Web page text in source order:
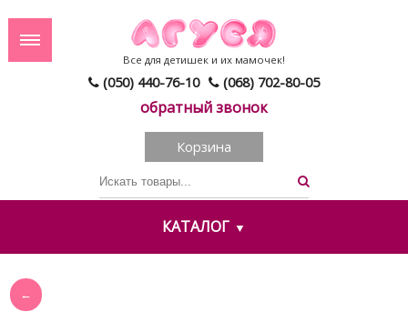
(050) 440-76-10 (068) 702-80-05
обратный звонок
Все для детишек и их мамочек!
Корзина
КАТАЛОГ